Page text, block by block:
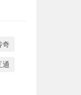
奇
通